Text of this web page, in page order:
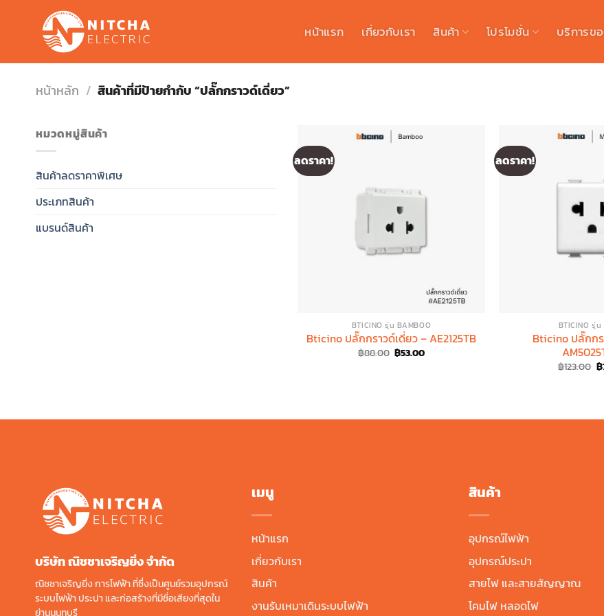
หน้าแรก เกี่ยวกับเรา สินค้า โปรโมชั่น บริการขอ
หน้าหลัก / สินค้าที่มีป้ายกำกับ “ปลั๊กกราวด์เดี่ยว”
หมวดหมู่สินค้า
สินค้าลดราคาพิเศษ
ประเภทสินค้า
แบรนด์สินค้า
ลดราคา!
BTICINO รุ่น BAMBOO
Bticino ปลั๊กกราวด์เดี่ยว – AE2125TB
฿88.00 Original
price
฿53.00Current
ลดราคา!
BTICINO รุ่น
Bticino ปลั๊กก
฿123.00 ฿
บริษัท ณิชชาเจริญยิ่ง จํากัด
ณิชชาเจริญยิ่ง การไฟฟ้า ที่ซึ่งเป็นศูนย์รวมอุปกรณ์
ระบบไฟฟ้า ประปา และก่อสร้างที่มีชื่อเสียงที่สุดใน
ย่านนนทบุรี
เมนู
หน้าแรก
เกี่ยวกับเรา
สินค้า
งานรับเหมาเดินระบบไฟฟ้า
สินค้า
อุปกรณ์ไฟฟ้า
อุปกรณ์ประปา
สายไฟ และสายสัญญาณ
โคมไฟ หลอดไฟ